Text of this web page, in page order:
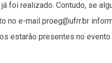
foi realizado. Contudo, se
no e-mail proeg@ufrr.br
estarão presentes no